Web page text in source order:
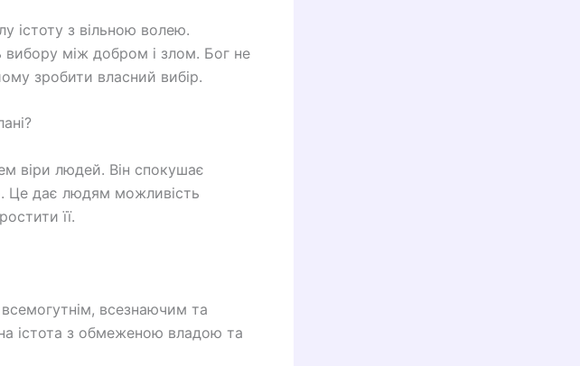
істоту з вільною волею.
вибору між добром і злом. Бог не
зробити власний вибір.
віри людей. Він спокушає
Це дає людям можливість
її.
всезнаючим та
істота з обмеженою владою та